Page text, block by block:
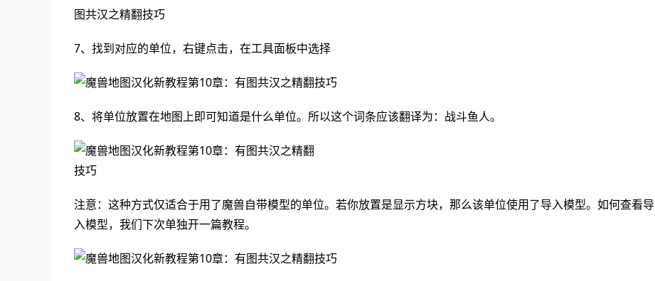
7、找到对应的单位，右键点击，在工具面板中选择
8、将单位放置在地图上即可知道是什么单位。所以这个词条应该翻译为：战斗鱼人。
注意：这种方式仅适合于用了魔兽自带模型的单位。若你放置是显示方块，那么该单位使用了导入模型。如何查看导
入模型，我们下次单独开一篇教程。